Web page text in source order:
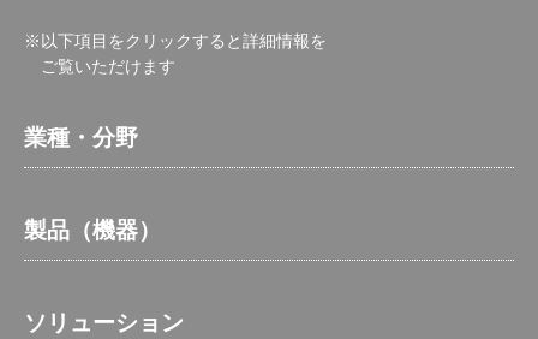
※以下項目をクリックすると詳細情報を
ご覧いただけます
業種・分野
製品（機器）
ソリューション